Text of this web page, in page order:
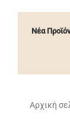
Νέα
Αρχική